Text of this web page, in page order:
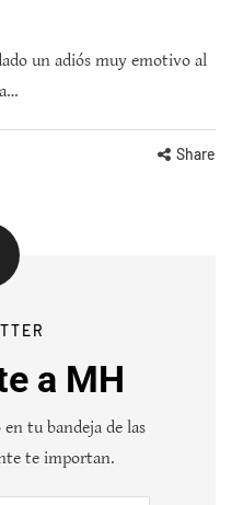
un adiós muy emotivo al
Share
a MH
tu bandeja de las
te importan.